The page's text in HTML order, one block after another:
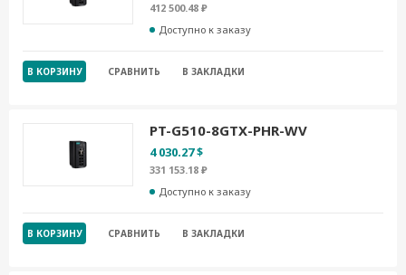
412 500.48 ₽
Доступно к заказу
В КОРЗИНУ СРАВНИТЬ В ЗАКЛАДКИ
PT-G510-8GTX-PHR-WV
4 030.27 $
331 153.18 ₽
Доступно к заказу
В КОРЗИНУ СРАВНИТЬ В ЗАКЛАДКИ